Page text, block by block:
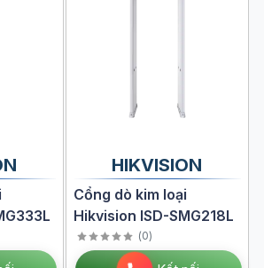
HIKVISION
Cổng dò kim loại
Hikvision ISD-SMG218L
(0)